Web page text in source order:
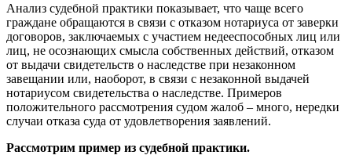
Анализ судебной практики показывает, что чаще всего
граждане обращаются в связи с отказом нотариуса от заверки
договоров, заключаемых с участием недееспособных лиц или
лиц, не осознающих смысла собственных действий, отказом
от выдачи свидетельств о наследстве при незаконном
завещании или, наоборот, в связи с незаконной выдачей
нотариусом свидетельства о наследстве. Примеров
положительного рассмотрения судом жалоб – много, нередки
случаи отказа суда от удовлетворения заявлений.
Рассмотрим пример из судебной практики.